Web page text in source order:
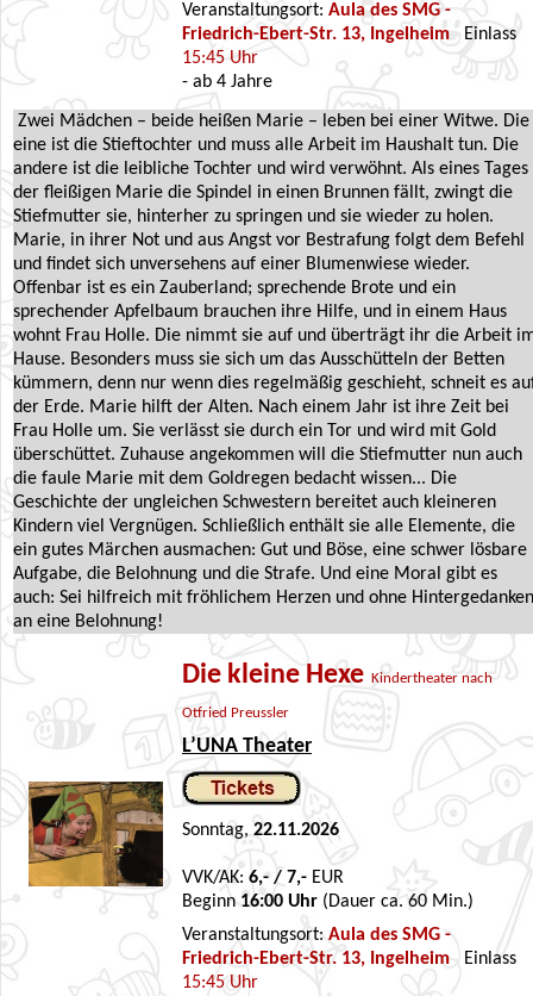
Veranstaltungsort: Aula des SMG -
Friedrich-Ebert-Str. 13, Ingelheim Einlass
15:45 Uhr
- ab 4 Jahre
Zwei Mädchen – beide heißen Marie – leben bei einer Witwe. Die
eine ist die Stieftochter und muss alle Arbeit im Haushalt tun. Die
andere ist die leibliche Tochter und wird verwöhnt. Als eines Tages
der fleißigen Marie die Spindel in einen Brunnen fällt, zwingt die
Stiefmutter sie, hinterher zu springen und sie wieder zu holen.
Marie, in ihrer Not und aus Angst vor Bestrafung folgt dem Befehl
und findet sich unversehens auf einer Blumenwiese wieder.
Offenbar ist es ein Zauberland; sprechende Brote und ein
sprechender Apfelbaum brauchen ihre Hilfe, und in einem Haus
wohnt Frau Holle. Die nimmt sie auf und überträgt ihr die Arbeit
Hause. Besonders muss sie sich um das Ausschütteln der Betten
kümmern, denn nur wenn dies regelmäßig geschieht, schneit es
der Erde. Marie hilft der Alten. Nach einem Jahr ist ihre Zeit bei
Frau Holle um. Sie verlässt sie durch ein Tor und wird mit Gold
überschüttet. Zuhause angekommen will die Stiefmutter nun auch
die faule Marie mit dem Goldregen bedacht wissen... Die
Geschichte der ungleichen Schwestern bereitet auch kleineren
Kindern viel Vergnügen. Schließlich enthält sie alle Elemente, die
ein gutes Märchen ausmachen: Gut und Böse, eine schwer lösbare
Aufgabe, die Belohnung und die Strafe. Und eine Moral gibt es
auch: Sei hilfreich mit fröhlichem Herzen und ohne Hintergedanken
an eine Belohnung!
Die kleine Hexe Kindertheater nach
Otfried Preussler
L’UNA Theater
Sonntag, 22.11.2026
VVK/AK: 6,- / 7,- EUR
Beginn 16:00 Uhr (Dauer ca. 60 Min.)
Veranstaltungsort:Aula des SMG -
Friedrich-Ebert-Str. 13, IngelheimEinlass
15:45 Uhr